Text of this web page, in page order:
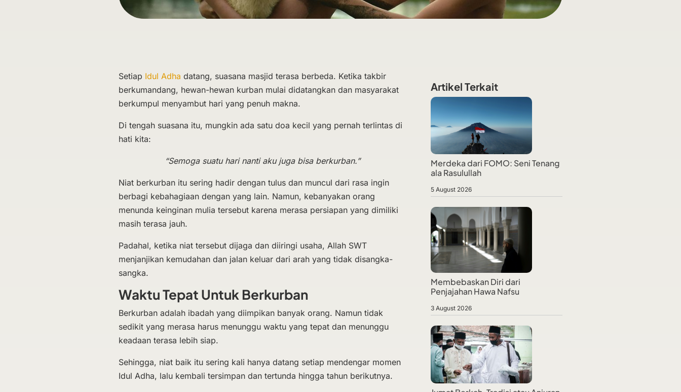
Setiap Idul Adha datang, suasana masjid terasa berbeda. Ketika takbir
berkumandang, hewan-hewan kurban mulai didatangkan dan masyarakat
berkumpul menyambut hari yang penuh makna.
Di tengah suasana itu, mungkin ada satu doa kecil yang pernah terlintas di
hati kita:
“Semoga suatu hari nanti aku juga bisa berkurban.”
Niat berkurban itu sering hadir dengan tulus dan muncul dari rasa ingin
berbagi kebahagiaan dengan yang lain. Namun, kebanyakan orang
menunda keinginan mulia tersebut karena merasa persiapan yang dimiliki
masih terasa jauh.
Padahal, ketika niat tersebut dijaga dan diiringi usaha, Allah SWT
menjanjikan kemudahan dan jalan keluar dari arah yang tidak disangka-
sangka.
Waktu Tepat Untuk Berkurban
Berkurban adalah ibadah yang diimpikan banyak orang. Namun tidak
sedikit yang merasa harus menunggu waktu yang tepat dan menunggu
keadaan terasa lebih siap.
Sehingga, niat baik itu sering kali hanya datang setiap mendengar momen
Idul Adha, lalu kembali tersimpan dan tertunda hingga tahun berikutnya.
Artikel Terkait
Merdeka dari FOMO: Seni Tenang
ala Rasulullah
5 August 2026
Membebaskan Diri dari
Penjajahan Hawa Nafsu
3 August 2026